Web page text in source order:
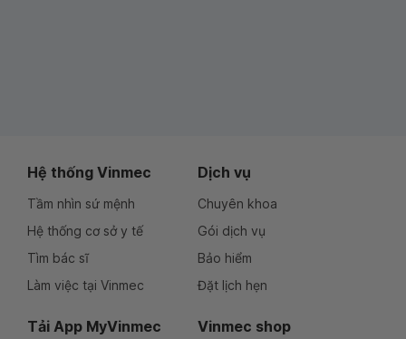
Hệ thống Vinmec
Tầm nhìn sứ mệnh
Hệ thống cơ sở y tế
Tìm bác sĩ
Làm việc tại Vinmec
Dịch vụ
Chuyên khoa
Gói dịch vụ
Bảo hiểm
Đặt lịch hẹn
Tải App MyVinmec Vinmec shop